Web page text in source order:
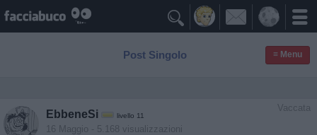

Post Singolo ≡ Menu
Vaccata
EbbeneSi livello 11
16 Maggio - 5.168 visualizzazioni